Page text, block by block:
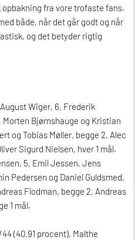
fra vore trofaste fans.
både, når det går godt og når
og det betyder rigtig
Wiger, 6, Frederik
Bjørnshauge og Kristian
og Tobias Møller, begge 2, Alec
Sigurd Nielsen, hver 1 mål.
5, Emil Jessen, Jens
Pedersen og Daniel Guldsmed,
Flodman, begge 2, Andreas
1 mål.
(40,91 procent), Malthe